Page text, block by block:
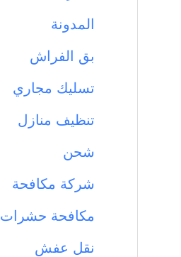
المدونة
بق الفراش
تسليك مجاري
تنظيف منازل
شحن
شركة مكافحة
مكافحة حشرات
نقل عفش